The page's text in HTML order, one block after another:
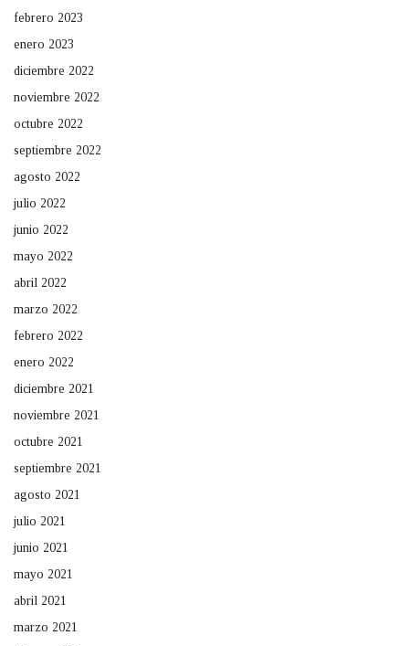
febrero 2023
enero 2023
diciembre 2022
noviembre 2022
octubre 2022
septiembre 2022
agosto 2022
julio 2022
junio 2022
mayo 2022
abril 2022
marzo 2022
febrero 2022
enero 2022
diciembre 2021
noviembre 2021
octubre 2021
septiembre 2021
agosto 2021
julio 2021
junio 2021
mayo 2021
abril 2021
marzo 2021